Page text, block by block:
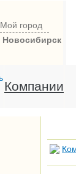
Мой город
Новосибирск
Компании